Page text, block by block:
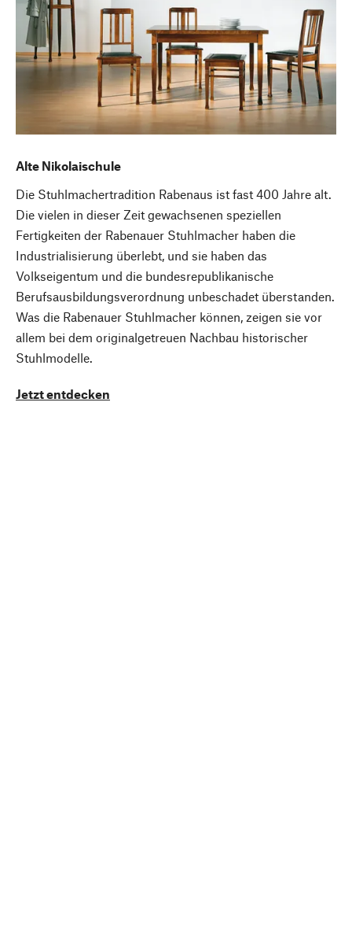
Alte Nikolaischule
Die Stuhlmachertradition Rabenaus ist fast 400 Jahre alt.
Die vielen in dieser Zeit gewachsenen speziellen
Fertigkeiten der Rabenauer Stuhlmacher haben die
Industrialisierung überlebt, und sie haben das
Volkseigentum und die bundesrepublikanische
Berufsausbildungsverordnung unbeschadet überstanden.
Was die Rabenauer Stuhlmacher können, zeigen sie vor
allem bei dem originalgetreuen Nachbau historischer
Stuhlmodelle.
Jetzt entdecken